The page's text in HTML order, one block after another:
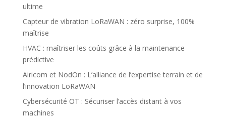
ultime
Capteur de vibration LoRaWAN : zéro surprise, 100%
maîtrise
HVAC : maîtriser les coûts grâce à la maintenance
prédictive
Airicom et NodOn : L’alliance de l’expertise terrain et de
l’innovation LoRaWAN
Cybersécurité OT : Sécuriser l’accès distant à vos
machines